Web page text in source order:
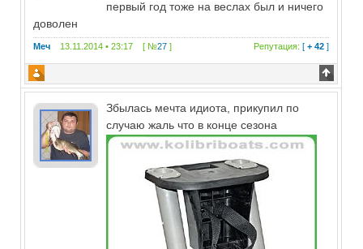
первый год тоже на веслах был и ничего
доволен
Меч 13.11.2014 • 23:17 [ №27 ] Репутация: [+ 42 ]
Збылась мечта идиота, прикупил по
случаю жаль что в конце сезона